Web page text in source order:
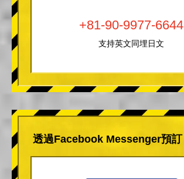
+81-90-9977-6644
支持英文同埋日文
透過Facebook Messenger預訂